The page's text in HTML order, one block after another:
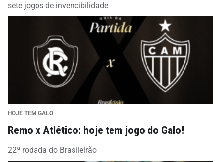
sete jogos de invencibilidade
HOJE TEM GALO
Remo x Atlético: hoje tem jogo do Galo!
22ª rodada do Brasileirão